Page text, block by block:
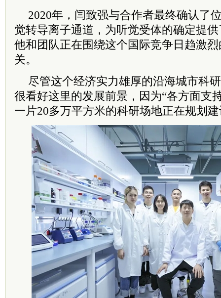
2020年，闫致强与合作者最终确认了
觉转导离子通道，为听觉受体的确定提
他和团队正在围绕这个国际竞争日趋激
关。
尽管这个经济实力雄厚的沿海城市科
很看好这里的发展前景，因为“各方面支
一片20多万平方米的科研场地正在规划